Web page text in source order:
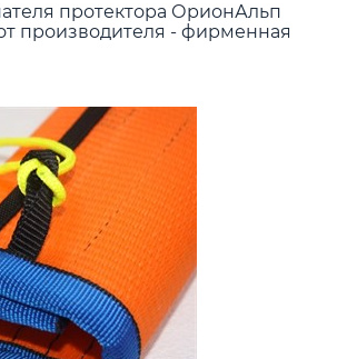
протектора ОрионАльп
производителя - фирменная